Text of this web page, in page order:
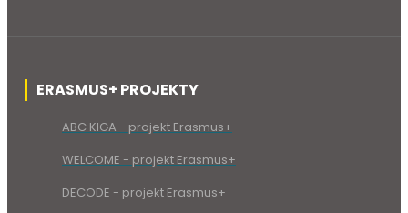
ERASMUS+ PROJEKTY
ABC KIGA - projekt Erasmus+
WELCOME - projekt Erasmus+
DECODE - projekt Erasmus+